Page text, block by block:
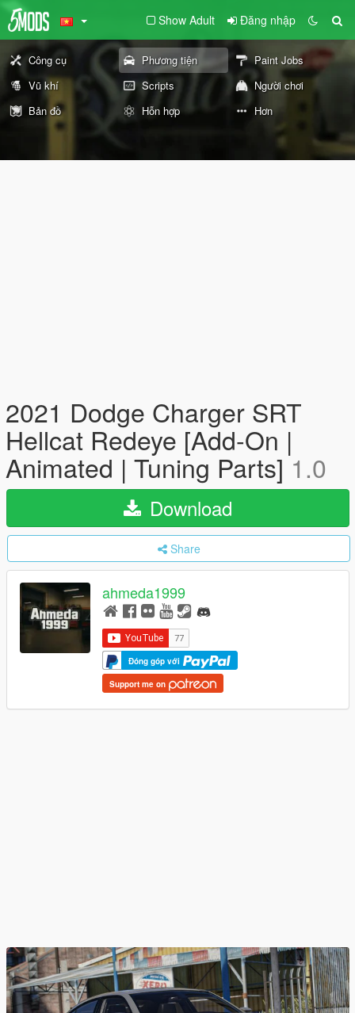
Show Adult Đăng nhập
Công cụ Phương tiện
Paint Jobs
Vũ khí
Scripts
Người chơi
Bản đồ
Hỗn hợp Hơn
2021 Dodge Charger SRT
Hellcat Redeye [Add-On |
Animated | Tuning Parts]1.0
Download
Share
ahmeda1999
Đóng góp với
Support me on